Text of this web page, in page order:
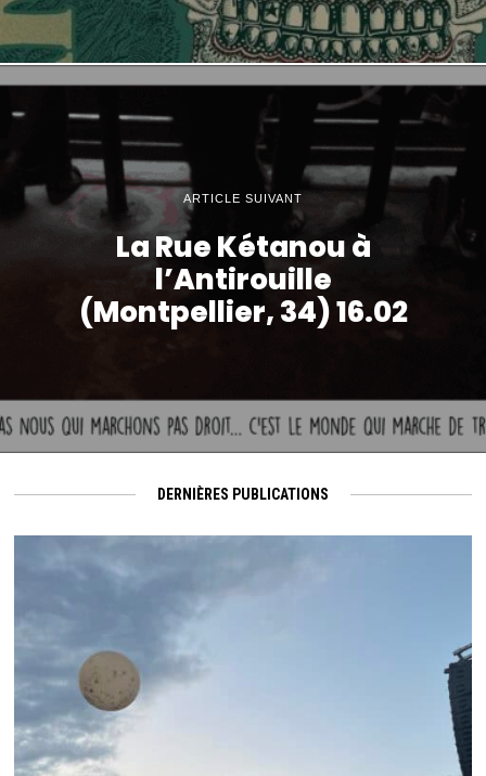
ARTICLE SUIVANT
La Rue Kétanou à
l’Antirouille
(Montpellier, 34) 16.02
DERNIÈRES PUBLICATIONS